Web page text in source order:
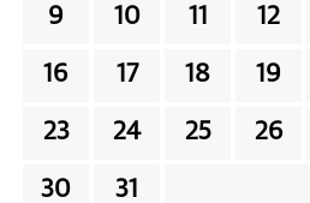
9 10 11 12
16 17 18 19
23 24 25 26
30 31